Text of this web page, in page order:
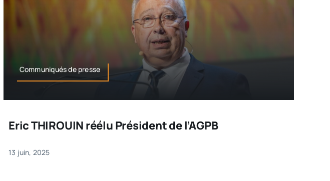
Communiqués de presse
Eric THIROUIN réélu Président de l’AGPB
13 juin, 2025